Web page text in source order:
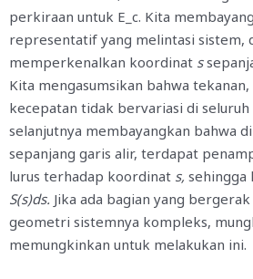
perkiraan untuk E_c. Kita
representatif yang melintasi sistem,
memperkenalkan koordinat s
Kita mengasumsikan bahwa tekanan,
kecepatan tidak bervariasi di
selanjutnya membayangkan bahwa
sepanjang garis alir, terdapat
lurus terhadap koordinat s, sehingga
S(s)ds. Jika ada bagian yang
geometri sistemnya kompleks,
memungkinkan untuk melakukan ini.